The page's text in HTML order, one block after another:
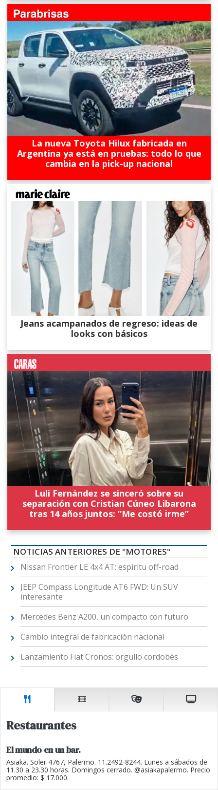
La nueva Toyota Hilux fabricada en
Argentina ya está en pruebas: todo lo que
cambia en la pick-up nacional
Jeans acampanados de regreso: ideas de
looks con básicos
Luli Fernández se sinceró sobre su
separación con Cristian Cúneo Libarona
tras 14 años juntos: “Me costó irme”
NOTICIAS ANTERIORES DE "MOTORES"
Nissan Frontier LE 4x4 AT: espíritu off-road
JEEP Compass Longitude AT6 FWD: Un SUV
interesante
Mercedes Benz A200, un compacto con futuro
Cambio integral de fabricación nacional
Lanzamiento Fiat Cronos: orgullo cordobés
Restaurantes
El mundo en un bar.
Asiaka. Soler 4767, Palermo. 11.2492-8244. Lunes a sábados de
11.30 a 23.30 horas. Domingos cerrado. @asiakapalermo. Precio
promedio: $ 17.000.